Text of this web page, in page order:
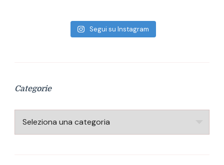
Segui su Instagram
Categorie
Categorie